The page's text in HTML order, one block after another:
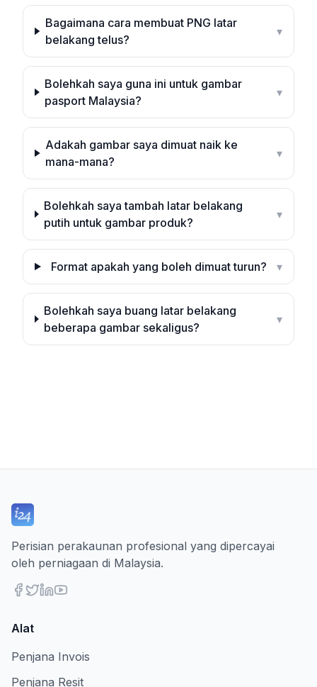
Bagaimana cara membuat PNG latar
belakang telus?
▾
Bolehkah saya guna ini untuk gambar
pasport Malaysia?
▾
Adakah gambar saya dimuat naik ke
mana-mana?
▾
Bolehkah saya tambah latar belakang
putih untuk gambar produk?
▾
Format apakah yang boleh dimuat turun? ▾
Bolehkah saya buang latar belakang
beberapa gambar sekaligus?
▾
Perisian perakaunan profesional yang dipercayai
oleh perniagaan di Malaysia.
Alat
Penjana Invois
Penjana Resit